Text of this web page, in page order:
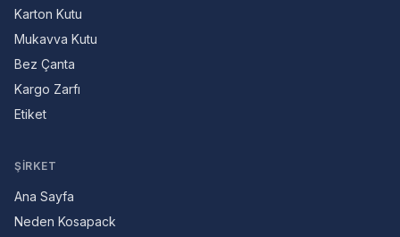
Karton Kutu
Mukavva Kutu
Bez Çanta
Kargo Zarfı
Etiket
ŞIRKET
Ana Sayfa
Neden Kosapack